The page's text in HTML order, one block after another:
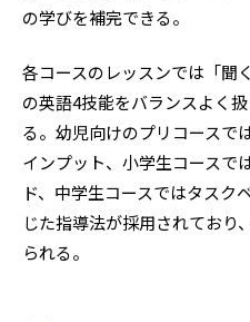
の学びを補完できる。
各コースのレッスンでは「聞
の英語4技能をバランスよく
る。幼児向けのプリコースで
インプット、小学生コースで
ド、中学生コースではタスク
じた指導法が採用されており
られる。